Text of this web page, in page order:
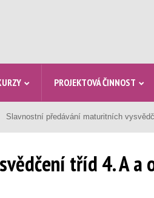
PROJEKTOVÁ ČINNOST
Slavnostní předávání maturitních
tříd 4. A a